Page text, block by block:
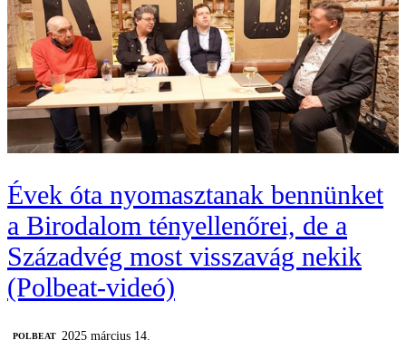
Évek óta nyomasztanak bennünket
a Birodalom tényellenőrei, de a
Századvég most visszavág nekik
(Polbeat-videó)
‎POLBEAT
2025 március 14.